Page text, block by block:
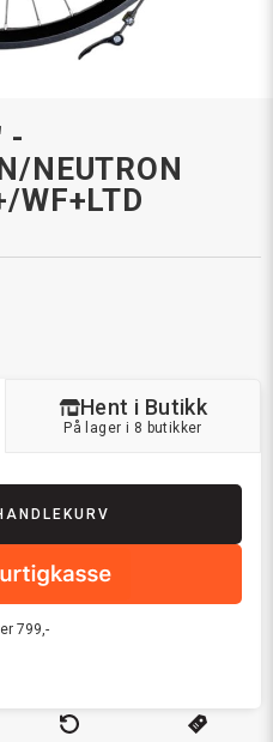
-
NEUTRON
WF+LTD
799,-
Hent i Butikk
På lager i 8 butikker